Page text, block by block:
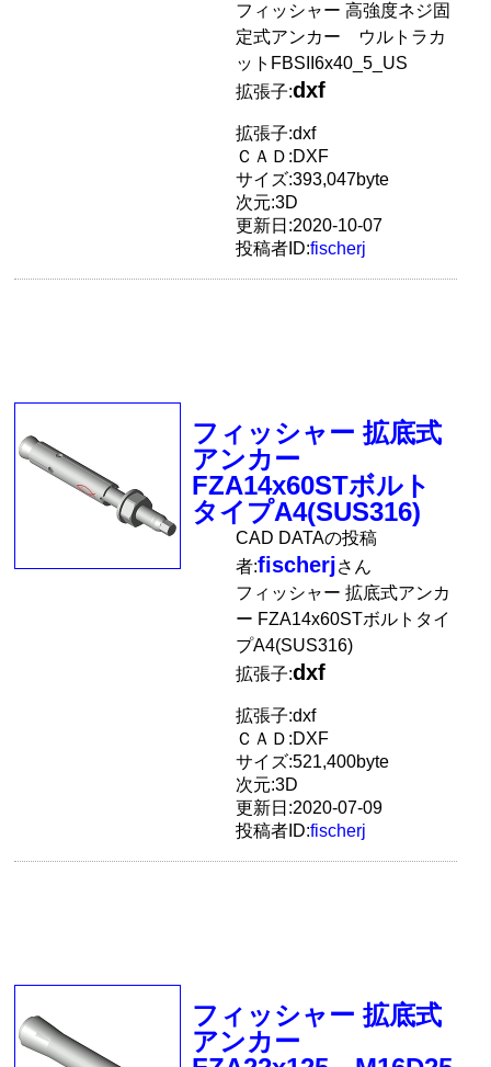
フィッシャー 高強度ネジ固
定式アンカー ウルトラカ
ットFBSII6x40_5_US
拡張子:dxf
拡張子:dxf
ＣＡＤ:DXF
サイズ:393,047byte
次元:3D
更新日:2020-10-07
投稿者ID:fischerj
フィッシャー 拡底式
アンカー
FZA14x60STボルト
タイプA4(SUS316)
CAD DATAの投稿
者:fischerjさん
フィッシャー 拡底式アンカ
ー FZA14x60STボルトタイ
プA4(SUS316)
拡張子:dxf
拡張子:dxf
ＣＡＤ:DXF
サイズ:521,400byte
次元:3D
更新日:2020-07-09
投稿者ID:fischerj
フィッシャー 拡底式
アンカー